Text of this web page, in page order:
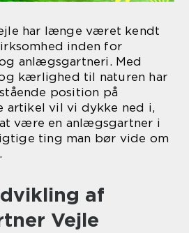
har længe været kendt
inden for
anlægsgartneri. Med
kærlighed til naturen har
position på
artikel vil vi dykke ned i,
være en anlægsgartner i
ting man bør vide om
af
Vejle